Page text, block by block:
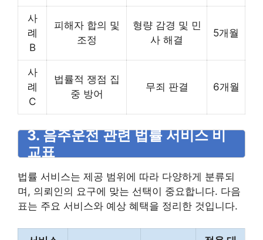
사
례
B
피해자 합의 및
조정
형량 감경 및 민
사 해결
5개월
사
례
C
법률적 쟁점 집
중 방어
무죄 판결 6개월
3. 음주운전 관련 법률 서비스 비
교표
법률 서비스는 제공 범위에 따라 다양하게 분류되
며, 의뢰인의 요구에 맞는 선택이 중요합니다. 다음
표는 주요 서비스와 예상 혜택을 정리한 것입니다.